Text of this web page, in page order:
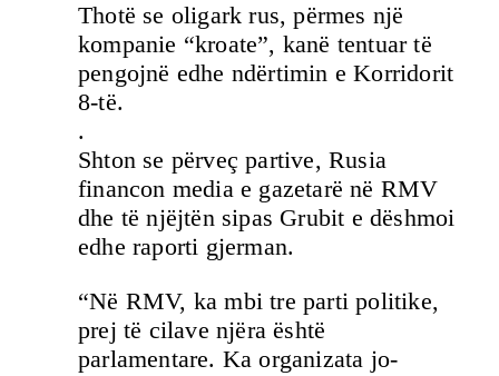
Thotë se oligark rus, përmes një
kompanie “kroate”, kanë tentuar të
pengojnë edhe ndërtimin e Korridorit
8-të.
.
Shton se përveç partive, Rusia
financon media e gazetarë në RMV
dhe të njëjtën sipas Grubit e dëshmoi
edhe raporti gjerman.
“Në RMV, ka mbi tre parti politike,
prej të cilave njëra është
parlamentare. Ka organizata jo-